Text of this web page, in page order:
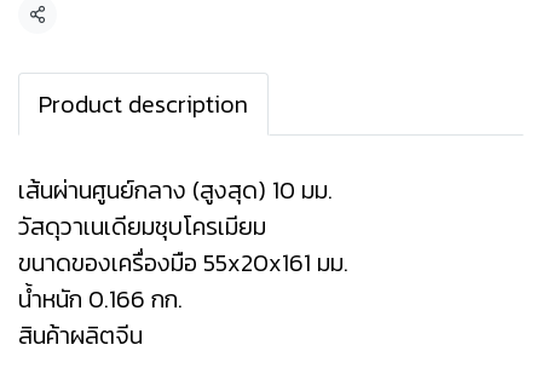
แชร์
Product description
เส้นผ่านศูนย์กลาง (สูงสุด) 10 มม.
วัสดุวาเนเดียมชุบโครเมียม
ขนาดของเครื่องมือ 55x20x161 มม.
น้ำหนัก 0.166 กก.
สินค้าผลิตจีน